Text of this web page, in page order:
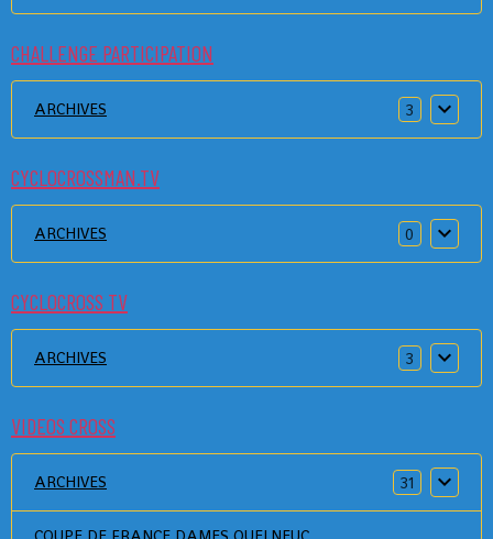
CHALLENGE PARTICIPATION
ARCHIVES 3
CYCLOCROSSMAN.TV
ARCHIVES 0
CYCLOCROSS TV
ARCHIVES 3
VIDEOS CROSS
ARCHIVES 31